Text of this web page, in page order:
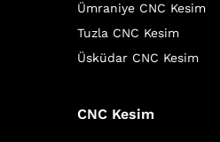
Ümraniye CNC Kesim
Tuzla CNC Kesim
Üsküdar CNC Kesim
CNC Kesim